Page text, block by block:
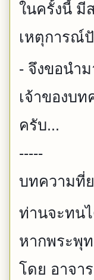
ในครั้งนี้ มี
เหตุการณ์
- จึงขอนำ
เจ้าของบ
ครับ...
-----
บทความที่
ท่านจะทน
หากพระพุ
โดย อาจา